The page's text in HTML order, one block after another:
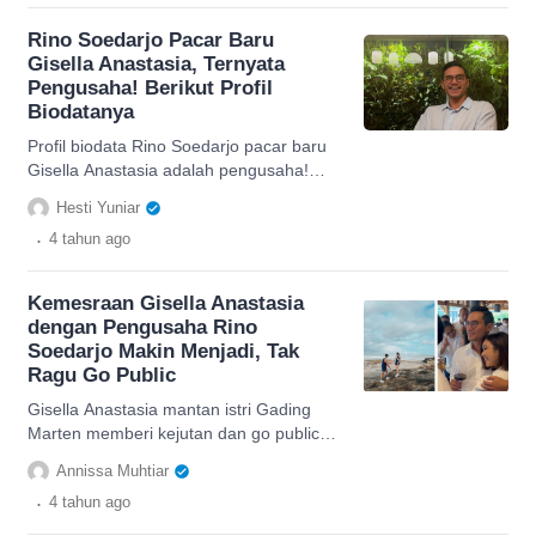
Rino Soedarjo Pacar Baru
Gisella Anastasia, Ternyata
Pengusaha! Berikut Profil
Biodatanya
Profil biodata Rino Soedarjo pacar baru
Gisella Anastasia adalah pengusaha!
diketahui seorang pebisnis di bidang jasa
production house.
Hesti Yuniar
. 4 tahun ago
Kemesraan Gisella Anastasia
dengan Pengusaha Rino
Soedarjo Makin Menjadi, Tak
Ragu Go Public
Gisella Anastasia mantan istri Gading
Marten memberi kejutan dan go public
dengan kekasih barunya Pengusaha
tampan Rino Soedarjo
Annissa Muhtiar
. 4 tahun ago